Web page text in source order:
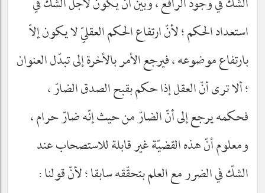
استعداد الحكم ؛ لأنّ ارتفاع الحكم العقليّ لا يكون إلاّ
بارتفاع موضوعه ، فيرجع الأمر بالأخرة إلى تبدّل العنوان
؛ ألا ترى أنّ العقل إذا حكم بقبح الصدق الضارّ ،
فحكمه يرجع إلى أنّ الضارّ من حيث إنّه ضارّ حرام ،
ومعلوم أنّ هذه القضيّة غير قابلة للاستصحاب عند
الشكّ في الضرر مع العلم بتحقّقه سابقا ؛ لأنّ قولنا :